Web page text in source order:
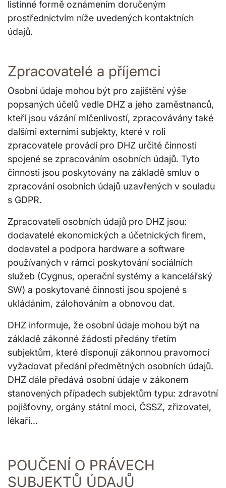
listinné formě oznámením doručeným
prostřednictvím níže uvedených kontaktních
údajů.
Zpracovatelé a příjemci
Osobní údaje mohou být pro zajištění výše
popsaných účelů vedle DHZ a jeho zaměstnanců,
kteří jsou vázání mlčenlivostí, zpracovávány také
dalšími externími subjekty, které v roli
zpracovatele provádí pro DHZ určité činnosti
spojené se zpracováním osobních údajů. Tyto
činnosti jsou poskytovány na základě smluv o
zpracování osobních údajů uzavřených v souladu
s GDPR.
Zpracovateli osobních údajů pro DHZ jsou:
dodavatelé ekonomických a účetnických firem,
dodavatel a podpora hardware a software
používaných v rámci poskytování sociálních
služeb (Cygnus, operační systémy a kancelářský
SW) a poskytované činnosti jsou spojené s
ukládáním, zálohováním a obnovou dat.
DHZ informuje, že osobní údaje mohou být na
základě zákonné žádosti předány třetím
subjektům, které disponují zákonnou pravomocí
vyžadovat předání předmětných osobních údajů.
DHZ dále předává osobní údaje v zákonem
stanovených případech subjektům typu: zdravotní
pojišťovny, orgány státní moci, ČSSZ, zřizovatel,
lékaři…
POUČENÍ O PRÁVECH
SUBJEKTŮ ÚDAJŮ